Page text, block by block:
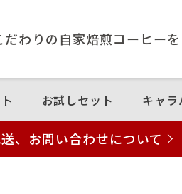
わりの⾃家焙煎コーヒー
お試しセット キャ
、お問い合わせについて